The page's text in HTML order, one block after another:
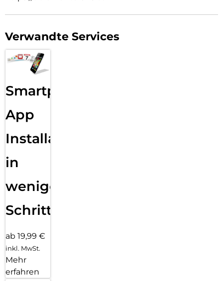
Verwandte Services
Smartphone
App
Installation
in
wenigen
Schritten
ab 19,99 €
inkl. MwSt.
Mehr
erfahren